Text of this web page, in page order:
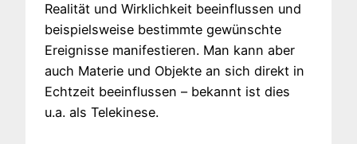
Realität und Wirklichkeit beeinflussen und
beispielsweise bestimmte gewünschte
Ereignisse manifestieren. Man kann aber
auch Materie und Objekte an sich direkt in
Echtzeit beeinflussen – bekannt ist dies
u.a. als Telekinese.